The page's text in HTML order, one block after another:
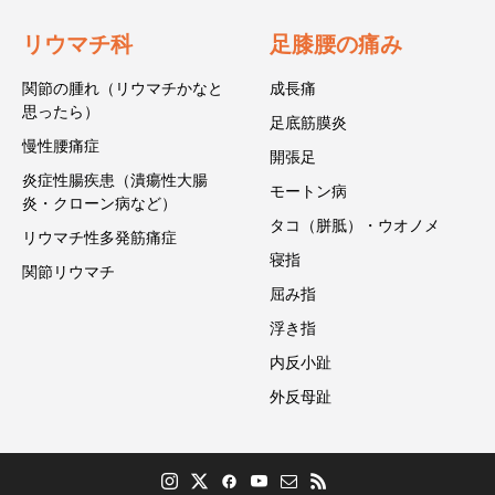
リウマチ科
関節の腫れ（リウマチかなと
思ったら）
慢性腰痛症
炎症性腸疾患（潰瘍性大腸
炎・クローン病など）
リウマチ性多発筋痛症
関節リウマチ
足膝腰の痛み
成長痛
足底筋膜炎
開張足
モートン病
タコ（胼胝）・ウオノメ
寝指
屈み指
浮き指
内反小趾
外反母趾